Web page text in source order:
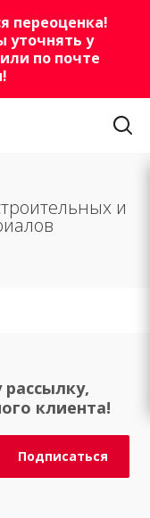
переоценка!
уточнять у
по почте
!
и
клиента!